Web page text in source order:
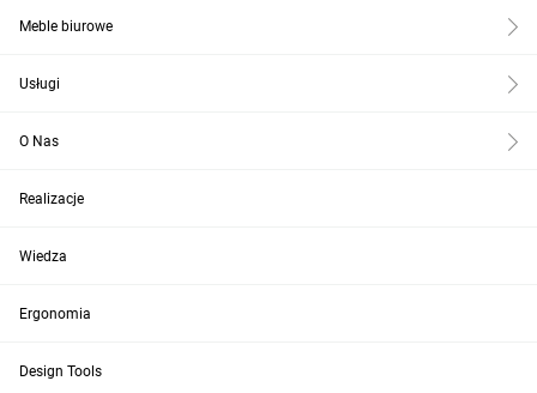
Meble biurowe
Usługi
O Nas
Realizacje
Wiedza
Ergonomia
Design Tools